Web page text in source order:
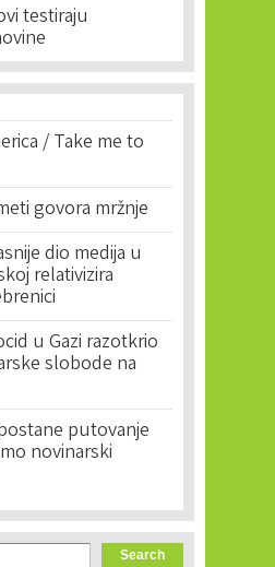
testiraju
/ Take me to
govora mržnje
dio medija u
relativizira
u Gazi razotkrio
slobode na
putovanje
novinarski